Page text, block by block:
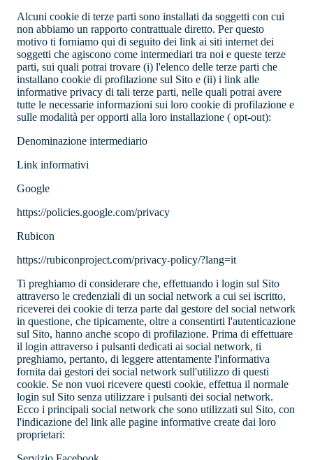
Alcuni cookie di terze parti sono installati da soggetti con cui
non abbiamo un rapporto contrattuale diretto. Per questo
motivo ti forniamo qui di seguito dei link ai siti internet dei
soggetti che agiscono come intermediari tra noi e queste terze
parti, sui quali potrai trovare (i) l'elenco delle terze parti che
installano cookie di profilazione sul Sito e (ii) i link alle
informative privacy di tali terze parti, nelle quali potrai avere
tutte le necessarie informazioni sui loro cookie di profilazione e
sulle modalità per opporti alla loro installazione ( opt-out):
Denominazione intermediario
Link informativi
Google
https://policies.google.com/privacy
Rubicon
https://rubiconproject.com/privacy-policy/?lang=it
Ti preghiamo di considerare che, effettuando i login sul Sito
attraverso le credenziali di un social network a cui sei iscritto,
riceverei dei cookie di terza parte dal gestore del social network
in questione, che tipicamente, oltre a consentirti l'autenticazione
sul Sito, hanno anche scopo di profilazione. Prima di effettuare
il login attraverso i pulsanti dedicati ai social network, ti
preghiamo, pertanto, di leggere attentamente l'informativa
fornita dai gestori dei social network sull'utilizzo di questi
cookie. Se non vuoi ricevere questi cookie, effettua il normale
login sul Sito senza utilizzare i pulsanti dei social network.
Ecco i principali social network che sono utilizzati sul Sito, con
l'indicazione del link alle pagine informative create dai loro
proprietari: